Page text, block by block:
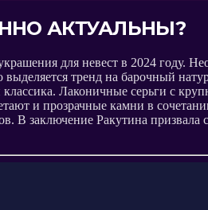
АКТУАЛЬНЫ?
для невест в 2024 году.
тренд на барочный
классика. Лаконичные серьги с
и прозрачные камни в
В заключение Ракутина